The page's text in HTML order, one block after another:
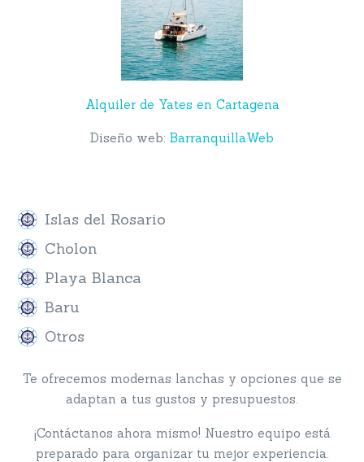
Alquiler de Yates en Cartagena
Diseño web: BarranquillaWeb
Islas del Rosario
Cholon
Playa Blanca
Baru
Otros
Te ofrecemos modernas lanchas y opciones que se
adaptan a tus gustos y presupuestos.
¡Contáctanos ahora mismo! Nuestro equipo está
preparado para organizar tu mejor experiencia.